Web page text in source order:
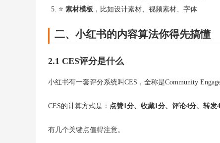
⭐ 素材模板 ，比如设计素材、视频素材、字体
二、小红书的内容算法你得先搞懂
2.1 CES评分是什么
小红书有一套评分系统叫CES，全称是Community
CES的计算方式是： 点赞1分、收藏1分、评论4分、转发
有几个关键点值得注意。